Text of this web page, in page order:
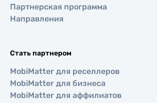
Партнерская программа
Направления
Стать партнером
MobiMatter для реселлеров
MobiMatter для бизнеса
MobiMatter для аффилиатов